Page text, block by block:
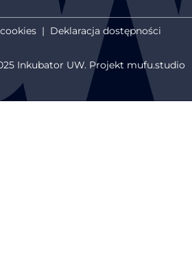
| Deklaracja dostępności
Inkubator UW. Projekt mufu.studio